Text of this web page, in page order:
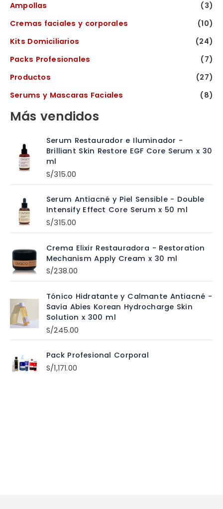
Ampollas
(3)
Cremas faciales y corporales
(10)
Kits Domiciliarios
(24)
Packs Profesionales
(7)
Productos
(27)
Serums y Mascaras Faciales
(8)
Más vendidos
Serum Restaurador e Iluminador -
Brilliant Skin Restore EGF Core Serum x 30
ml
S/315.00
Serum Antiacné y Piel Sensible - Double
Intensify Effect Core Serum x 50 ml
S/315.00
Crema Elixir Restauradora - Restoration
Mechanism Apply Cream x 30 ml
S/238.00
Tónico Hidratante y Calmante Antiacné -
Savia Abies Korean Hydrocharge Skin
Solution x 300 ml
S/245.00
Pack Profesional Corporal
S/1,171.00